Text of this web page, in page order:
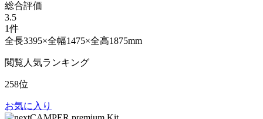
総合評価
3.5
1件
全長3395×全幅1475×全高1875mm
閲覧人気ランキング
258位
お気に入り